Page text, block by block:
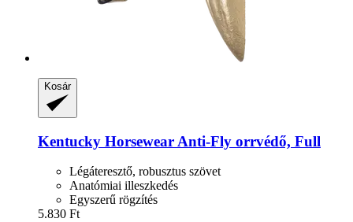
Kosár
Kentucky Horsewear Anti-​Fly orrvédő, Full
Légáteresztő, robusztus szövet
Anatómiai illeszkedés
Egyszerű rögzítés
5.830 Ft